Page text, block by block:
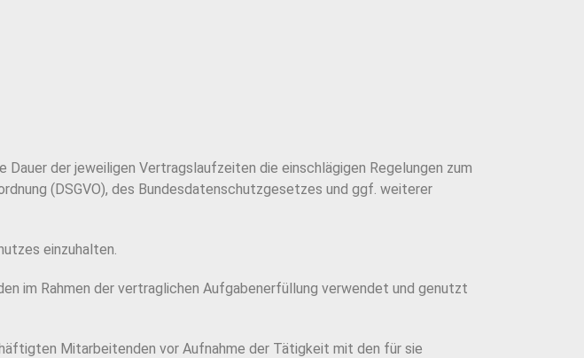
der jeweiligen Vertragslaufzeiten die einschlägigen Regelungen zum
(DSGVO), des Bundesdatenschutzgesetzes und ggf. weiterer
einzuhalten.
im Rahmen der vertraglichen Aufgabenerfüllung verwendet und genutzt
Mitarbeitenden vor Aufnahme der Tätigkeit mit den für sie